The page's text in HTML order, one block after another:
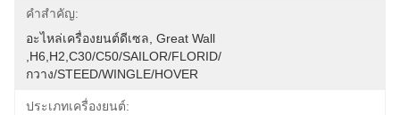
คำสำคัญ:
อะไหล่เครื่องยนต์ดีเซล, Great Wall
,H6,H2,C30/C50/SAILOR/FLORID/
กวาง/STEED/WINGLE/HOVER
ประเภทเครื่องยนต์: